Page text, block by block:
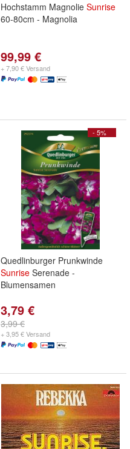
Hochstamm Magnolie Sunrise
60-80cm - Magnolia
99,99 €
+ 7,90 € Versand
- 5%
Quedlinburger Prunkwinde
Sunrise Serenade -
Blumensamen
3,79 €
3,99 €
+ 3,95 € Versand